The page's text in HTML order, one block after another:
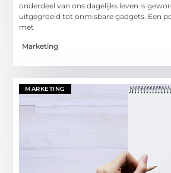
onderdeel van ons dagelijks leven is
uitgegroeid tot onmisbare gadgets. Een
met
Marketing
MARKETING